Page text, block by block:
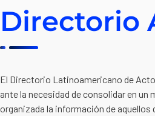
Directorio
El Directorio Latinoamericano de
ante la necesidad de consolidar en un
organizada la información de aquellos